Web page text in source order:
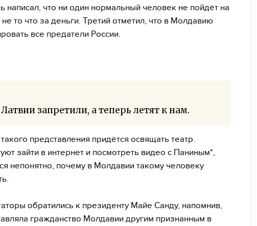
написал, что ни один нормальный человек не пойдёт на
то что за деньги. Третий отметил, что в Молдавию
все предатели России.
запретили, а теперь летят к нам.
представления придётся освящать театр.
зайти в интернет и посмотреть видео с Паниным*,
непонятно, почему в Молдавии такому человеку
обратились к президенту Майе Санду, напомнив,
гражданство Молдавии другим признанным в